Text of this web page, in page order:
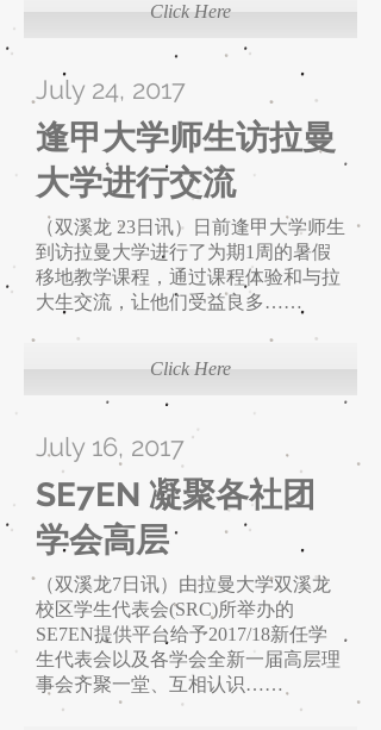
Click Here
July 24, 2017
逢甲大学师生访拉曼
大学进行交流
（双溪龙 23日讯）日前逢甲大学师生
到访拉曼大学进行了为期1周的暑假
移地教学课程，通过课程体验和与拉
大生交流，让他们受益良多……
Click Here
July 16, 2017
SE7EN 凝聚各社团
学会高层
（双溪龙7日讯）由拉曼大学双溪龙
校区学生代表会(SRC)所举办的
SE7EN提供平台给予2017/18新任学
生代表会以及各学会全新一届高层理
事会齐聚一堂、互相认识 ……